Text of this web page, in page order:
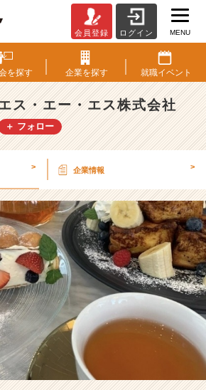
T
業
界
ン
バ
を
目
指
す！
福
利
厚
生】
リ
フ
レ
ッ
シ
ュ
会員登録 ログイン MENU
を探す 企業を探す 就職イベント
ス・エー・エス株式会社
＋ フォロー
> 企業情報 >